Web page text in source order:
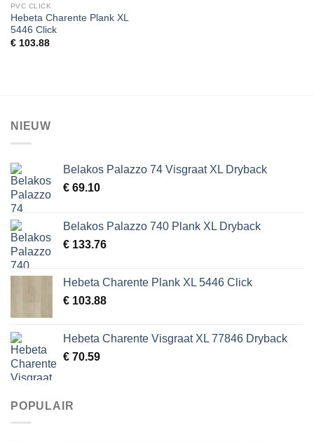
wenslijst
PVC CLICK
Hebeta Charente Plank XL
5446 Click
€103.88
NIEUW
Belakos Palazzo 74 Visgraat XL Dryback
€ 69.10
Belakos Palazzo 740 Plank XL Dryback
€ 133.76
Hebeta Charente Plank XL 5446 Click
€ 103.88
Hebeta Charente Visgraat XL 77846 Dryback
€ 70.59
POPULAIR